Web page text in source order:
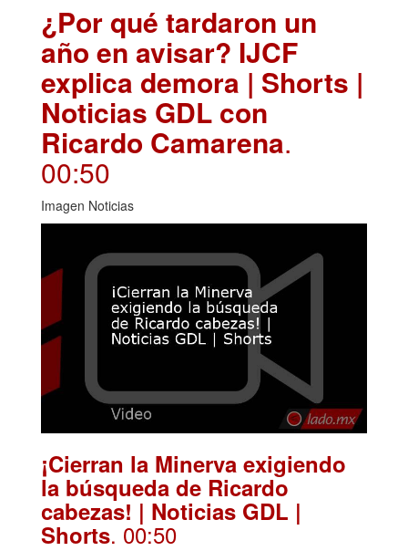
¿Por qué tardaron un
año en avisar? IJCF
explica demora | Shorts |
Noticias GDL con
Ricardo Camarena.
00:50
Imagen Noticias
¡Cierran la Minerva exigiendo
la búsqueda de Ricardo
cabezas! | Noticias GDL |
Shorts. 00:50